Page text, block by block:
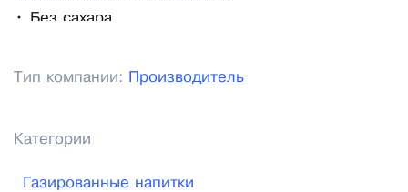
• Без сахара
В2, В5, С, Zn, Mg, Ca,K, Р
синтезируются витамины группы В
Тип компании: Производитель
Категории
Газированные напитки